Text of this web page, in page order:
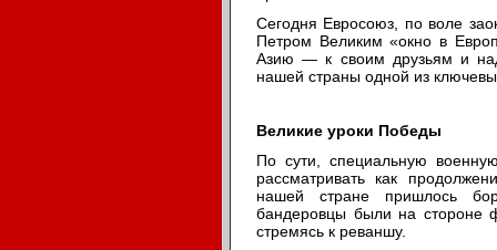
Сегодня Евросоюз, по воле
Петром Великим «окно в
Азию — к своим друзьям и
нашей страны одной из
Великие уроки Победы
По сути, специальную
рассматривать как
нашей стране пришлось
бандеровцы были на стороне
стремясь к реваншу.